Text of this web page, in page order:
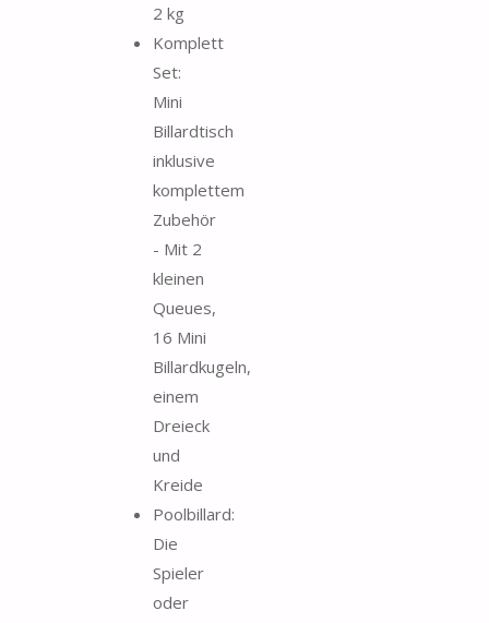
2 kg
Komplett
Set:
Mini
Billardtisch
inklusive
komplettem
Zubehör
- Mit 2
kleinen
Queues,
16 Mini
Billardkugeln,
einem
Dreieck
und
Kreide
Poolbillard:
Die
Spieler
oder